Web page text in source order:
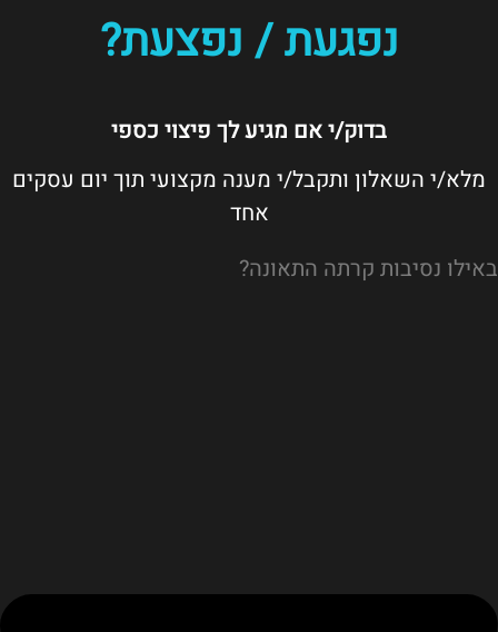
נפגעת / נפצעת?
בדוק/י אם מגיע לך פיצוי כספי
מלא/י השאלון ותקבל/י מענה מקצועי תוך יום עסקים
אחד
באילו נסיבות קרתה התאונה?